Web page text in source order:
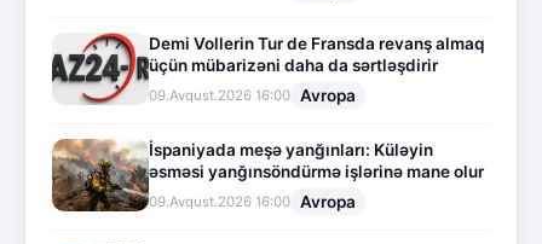
Demi Vollerin Tur de Fransda revanş almaq
üçün mübarizəni daha da sərtləşdirir
09.Avqust.2026 16:00 Avropa
İspaniyada meşə yanğınları: Küləyin
əsməsi yanğınsöndürmə işlərinə mane olur
09.Avqust.2026 16:00 Avropa